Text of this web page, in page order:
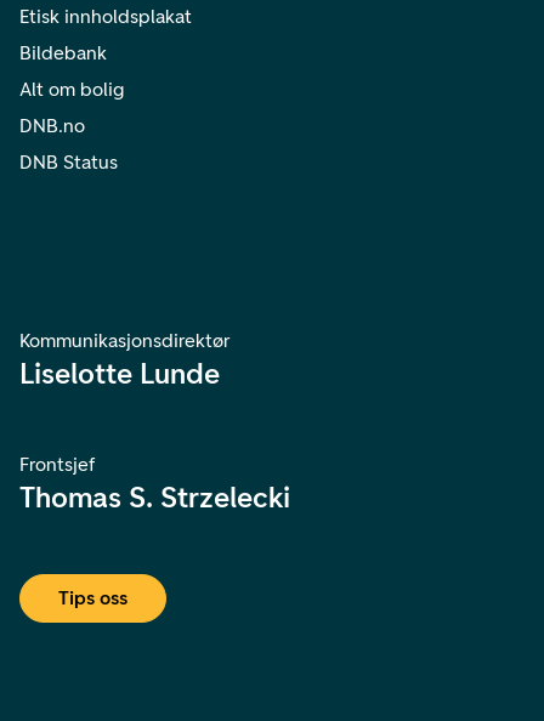
Etisk innholdsplakat
Bildebank
Alt om bolig
DNB.no
DNB Status
Kommunikasjonsdirektør
Liselotte Lunde
Frontsjef
Thomas S. Strzelecki
Tips oss